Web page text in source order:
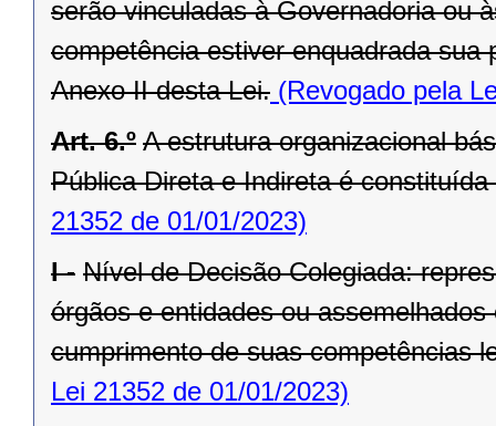
serão vinculadas à Governadoria ou
competência estiver enquadrada
Anexo II desta Lei. (Revogado pela
Art. 6.º A estrutura organizacional
Pública Direta e Indireta é
21352 de 01/01/2023)
I - Nível de Decisão Colegiada:
órgãos e entidades ou
cumprimento de suas competências
Lei 21352 de 01/01/2023)